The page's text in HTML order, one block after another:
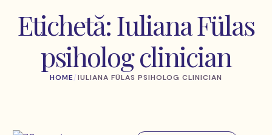
Etichetă:Iuliana Fülas
psiholog clinician
HOME/IULIANA FÜLAS PSIHOLOG CLINICIAN